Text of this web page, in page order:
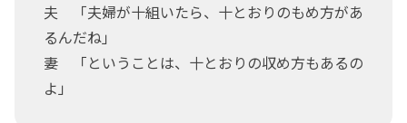
夫 「夫婦が十組いたら、十とおりのもめ方があ
るんだね」
妻 「ということは、十とおりの収め方もあるの
よ」